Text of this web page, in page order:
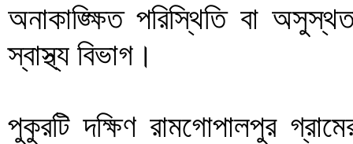
অনাকাঙ্ক্ষিত পরিস্থিতি বা
স্বাস্থ্য বিভাগ।
পুকুরটি দক্ষিণ রামগোপালপুর